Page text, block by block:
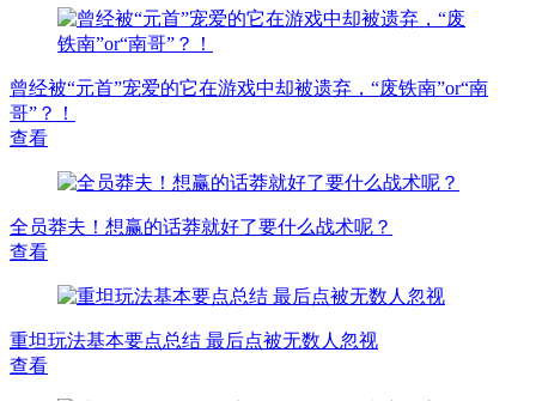
曾经被“元首”宠爱的它在游戏中却被遗弃，“废铁南”or“南
哥”？！
查看
全员莽夫！想赢的话莽就好了要什么战术呢？
查看
重坦玩法基本要点总结 最后点被无数人忽视
查看